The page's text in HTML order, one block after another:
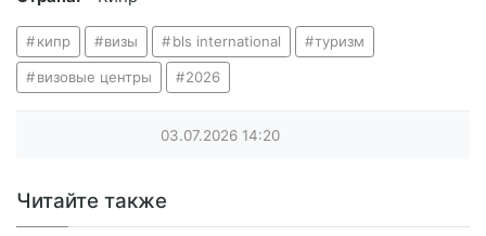
кипр визы bls international туризм
визовые центры 2026
03.07.2026 14:20
Читайте также